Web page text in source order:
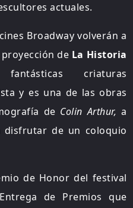
actuales.
Broadway volverán a
de La Historia
criaturas
y es una de las obras
de Colin Arthur, a
disfrutar de un coloquio
de Honor del festival
de Premios que